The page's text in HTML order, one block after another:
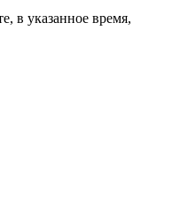
в указанное время,